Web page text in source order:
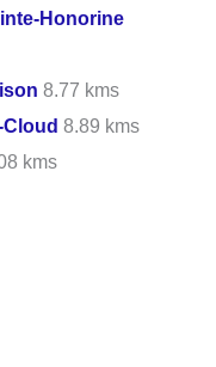
Honorine
8.77 kms
8.89 kms
kms